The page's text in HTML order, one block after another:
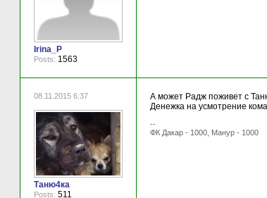
Irina_P
Posts: 1563
08.11.2015 6:37
Таню4ка
Posts: 511
А может Радж поживет с
Денежка на усмотрение
--
ФК Дакар - 1000, Манур - 1000